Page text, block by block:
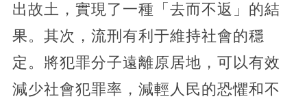
出故土，實現了一種「去而不返」的結
果。其次，流刑有利于維持社會的穩
定。將犯罪分子遠離原居地，可以有效
減少社會犯罪率，減輕人民的恐懼和不